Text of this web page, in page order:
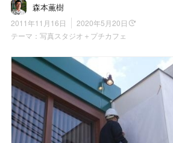
森本薫樹
2011年11月16日
2020年5月20日
テーマ： 写真スタジオ＋プチカフェ